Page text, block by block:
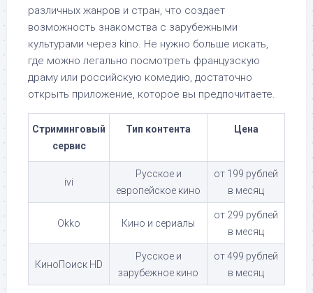
различных жанров и стран, что создает
возможность знакомства с зарубежными
культурами через kino. Не нужно больше искать,
где можно легально посмотреть французскую
драму или российскую комедию, достаточно
открыть приложение, которое вы предпочитаете.
Стриминговый
сервис
Тип контента Цена
ivi
Русское и
европейское кино
от 199 рублей
в месяц
Okko Кино и сериалы
от 299 рублей
в месяц
КиноПоиск HD
Русское и
зарубежное кино
от 499 рублей
в месяц